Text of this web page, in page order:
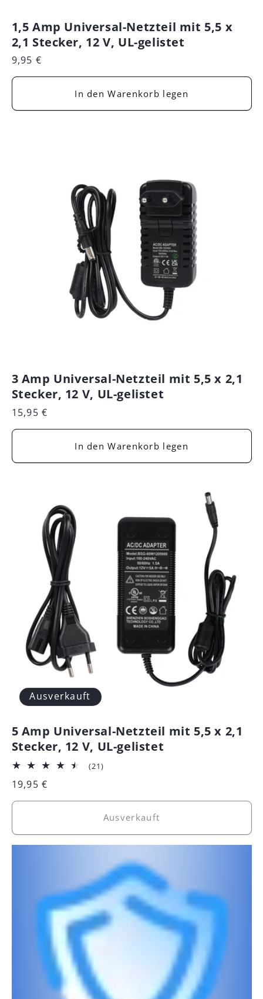
1,5 Amp Universal-Netzteil mit 5,5 x
2,1 Stecker, 12 V, UL-gelistet
Normaler
9,95 €
In den Warenkorb legen
3 Amp Universal-Netzteil mit 5,5 x 2,1
Stecker, 12 V, UL-gelistet
Normaler
15,95 €
In den Warenkorb legen
Ausverkauft
5 Amp Universal-Netzteil mit 5,5 x 2,1
Stecker, 12 V, UL-gelistet
(21)21
Normaler
19,95 €
Ausverkauft